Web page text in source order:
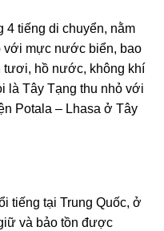
4 tiếng di chuyển, nằm
với mực nước biển, bao
tươi, hồ nước, không khí
là Tây Tạng thu nhỏ với
Potala – Lhasa ở Tây
tiếng tại Trung Quốc, ở
và bảo tồn được